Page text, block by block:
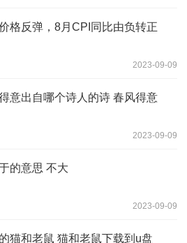
格反弹，8月CPI同比由负转正
2023-09-09
意出自哪个诗人的诗 春风得意
2023-09-09
的意思 不大
2023-09-09
猫和老鼠 猫和老鼠下载到u盘